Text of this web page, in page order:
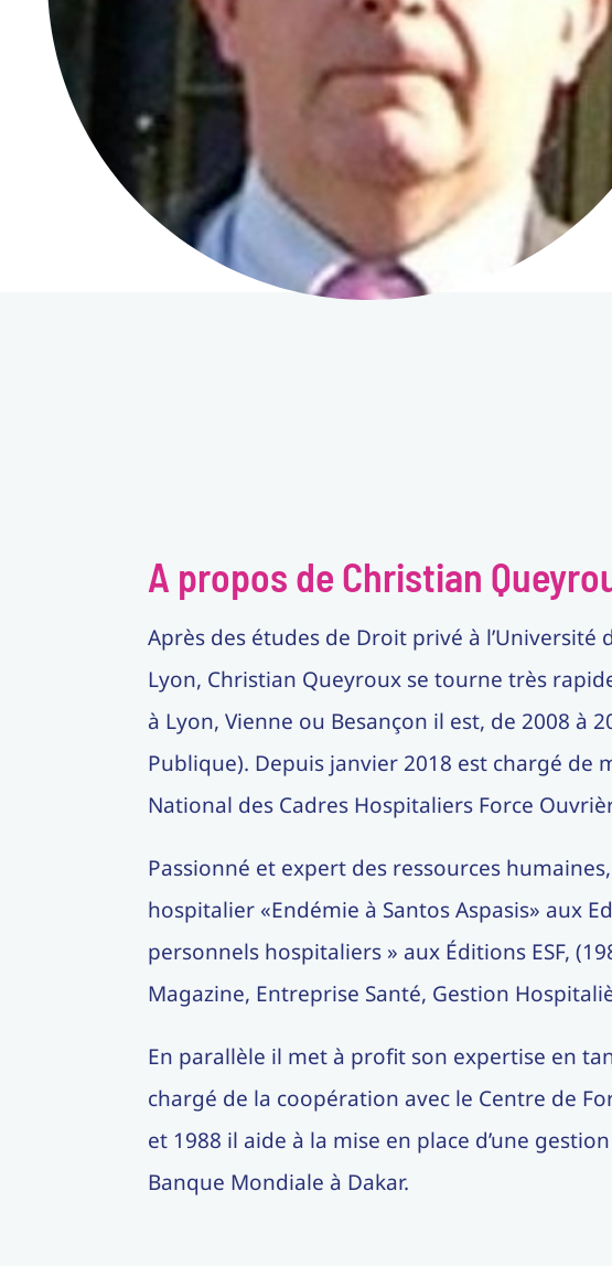
A propos de Christian
Après des études de Droit privé à l’Université
Lyon, Christian Queyroux se tourne très
à Lyon, Vienne ou Besançon il est, de 2008 à
Publique). Depuis janvier 2018 est chargé de
National des Cadres Hospitaliers Force
Passionné et expert des ressources
hospitalier «Endémie à Santos Aspasis» aux
personnels hospitaliers » aux Éditions ESF,
Magazine, Entreprise Santé, Gestion
En parallèle il met à profit son expertise en
chargé de la coopération avec le Centre de
et 1988 il aide à la mise en place d’une
Banque Mondiale à Dakar.